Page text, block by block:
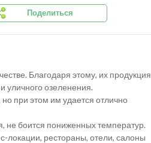
Поделиться
Благодаря этому, их продукция
уличного озеленения.
при этом им удается отлично
не боится пониженных температур.
локации, рестораны, отели, салоны